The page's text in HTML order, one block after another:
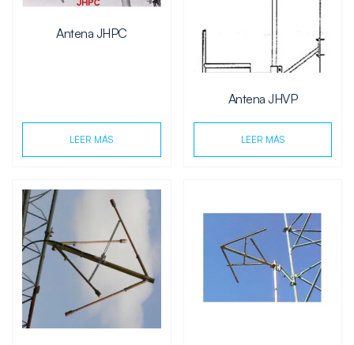
Antena JHPC
LEER MÁS
Antena JHVP
LEER MÁS